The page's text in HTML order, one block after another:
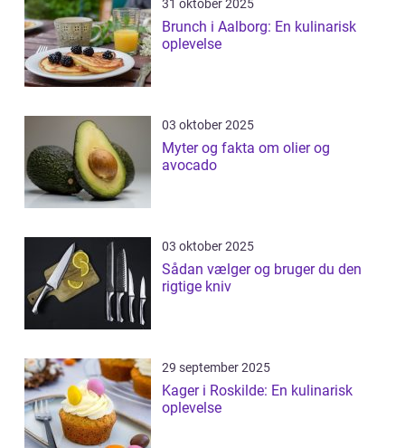
31 oktober 2025
Brunch i Aalborg: En kulinarisk
oplevelse
03 oktober 2025
Myter og fakta om olier og
avocado
03 oktober 2025
Sådan vælger og bruger du den
rigtige kniv
29 september 2025
Kager i Roskilde: En kulinarisk
oplevelse